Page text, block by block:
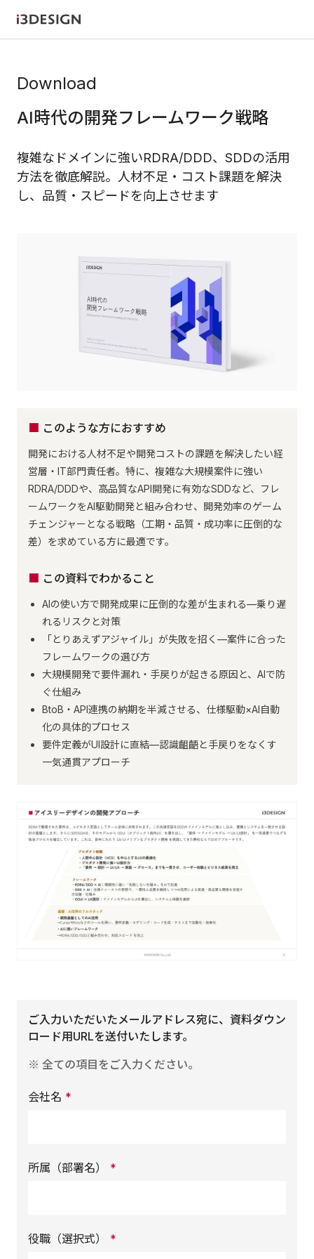
Download
AI時代の開発フレームワーク戦略
複雑なドメインに強いRDRA/DDD、SDDの活用
方法を徹底解説。人材不足・コスト課題を解決
し、品質・スピードを向上させます
このような方におすすめ
開発における人材不足や開発コストの課題を解決したい経
営層・IT部門責任者。特に、複雑な大規模案件に強い
RDRA/DDDや、高品質なAPI開発に有効なSDDなど、フレ
ームワークをAI駆動開発と組み合わせ、開発効率のゲーム
チェンジャーとなる戦略（工期・品質・成功率に圧倒的な
差）を求めている方に最適です。
この資料でわかること
AIの使い方で開発成果に圧倒的な差が生まれる—乗り遅
れるリスクと対策
「とりあえずアジャイル」が失敗を招く—案件に合った
フレームワークの選び方
大規模開発で要件漏れ・手戻りが起きる原因と、AIで防
ぐ仕組み
BtoB・API連携の納期を半減させる、仕様駆動×AI自動
化の具体的プロセス
要件定義がUI設計に直結—認識齟齬と手戻りをなくす
一気通貫アプローチ
ご入力いただいたメールアドレス宛に、資料ダウン
ロード用URLを送付いたします。
※ 全ての項目をご入力ください。
会社名 *
所属（部署名） *
役職（選択式） *